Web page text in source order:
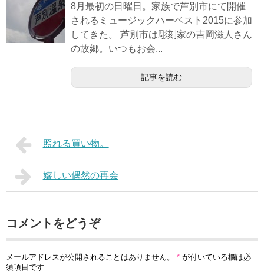
8月最初の日曜日。家族で芦別市にて開催
されるミュージックハーベスト2015に参加
してきた。 芦別市は彫刻家の吉岡滋人さん
の故郷。いつもお会...
記事を読む
照れる買い物。
嬉しい偶然の再会
コメントをどうぞ
メールアドレスが公開されることはありません。 * が付いている欄は必
須項目です